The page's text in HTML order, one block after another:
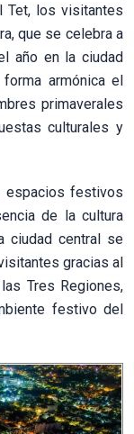
Tet, los visitantes
que se celebra a
año en la ciudad
armónica el
primaverales
culturales y
espacios festivos
de la cultura
ciudad central se
gracias al
Tres Regiones,
festivo del